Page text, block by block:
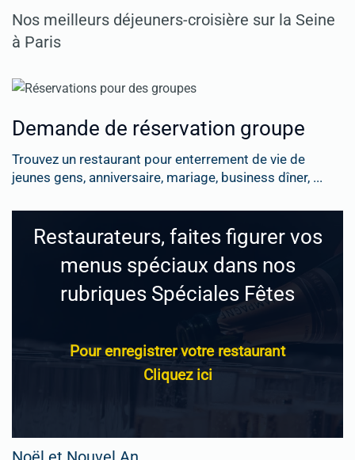
Nos meilleurs déjeuners-croisière sur la Seine
à Paris
Demande de réservation groupe
Trouvez un restaurant pour enterrement de vie de
jeunes gens, anniversaire, mariage, business dîner, ...
Restaurateurs, faites figurer vos
menus spéciaux dans nos
rubriques Spéciales Fêtes
Pour enregistrer votre restaurant
Cliquez ici